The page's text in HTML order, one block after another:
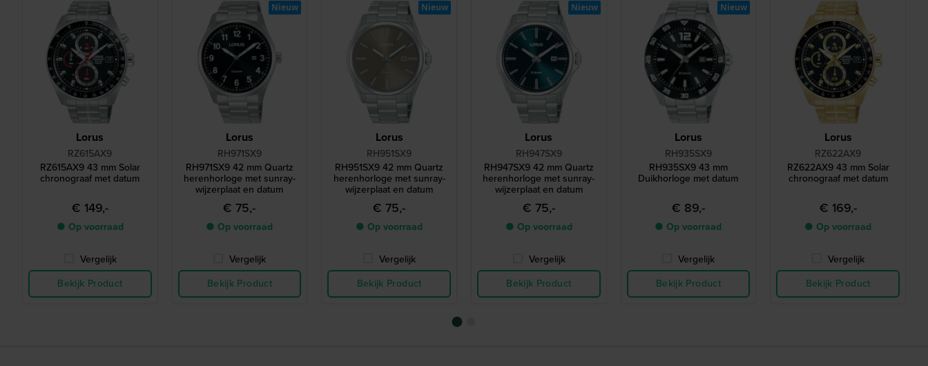
Lorus
RZ615AX9
RZ615AX9 43 mm Solar
chronograaf met datum
€ 149,-
● Op voorraad
Vergelijk
Bekijk Product
Lorus
RH971SX9
RH971SX9 42 mm Quartz
herenhorloge met sunray-
wijzerplaat en datum
€ 75,-
● Op voorraad
Vergelijk
Bekijk Product
Nieuw
Lorus
RH951SX9
RH951SX9 42 mm Quartz
herenhorloge met sunray-
wijzerplaat en datum
€ 75,-
● Op voorraad
Vergelijk
Bekijk Product
Nieuw
Lorus
RH947SX9
RH947SX9 42 mm Quartz
herenhorloge met sunray-
wijzerplaat en datum
€ 75,-
● Op voorraad
Vergelijk
Bekijk Product
Nieuw
Lorus
RH935SX9
RH935SX9 43 mm
Duikhorloge met datum
€ 89,-
● Op voorraad
Vergelijk
Bekijk Product
Nieuw
Lorus
RZ622AX9
RZ622AX9 43 mm Solar
chronograaf met datum
€ 169,-
● Op voorraad
Vergelijk
Bekijk Product